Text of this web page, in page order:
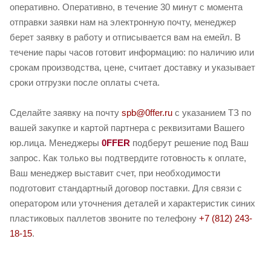
оперативно. Оперативно, в течение 30 минут с момента
отправки заявки нам на электронную почту, менеджер
берет заявку в работу и отписывается вам на емейл. В
течение пары часов готовит информацию: по наличию или
срокам производства, цене, считает доставку и указывает
сроки отгрузки после оплаты счета.
Сделайте заявку на почту spb@0ffer.ru с указанием ТЗ по
вашей закупке и картой партнера с реквизитами Вашего
юр.лица. Менеджеры 0FFER подберут решение под Ваш
запрос. Как только вы подтвердите готовность к оплате,
Ваш менеджер выставит счет, при необходимости
подготовит стандартный договор поставки. Для связи с
оператором или уточнения деталей и характеристик синих
пластиковых паллетов звоните по телефону +7 (812) 243-
18-15.